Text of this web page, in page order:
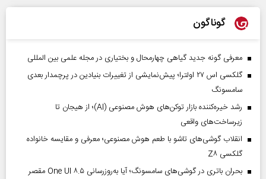
گوناگون
معرفی گونه جدید گیاهی چهارمحال و بختیاری در مجله علمی بین المللی
گلکسی اس ۲۷ اولترا؛ پیش‌نمایشی از تغییرات بنیادین در پرچمدار بعدی
سامسونگ
رشد خیره‌کننده بازار توکن‌های هوش مصنوعی (AI)؛ از هیجان تا
زیرساخت‌های واقعی
انقلاب گوشی‌های تاشو‌ با طعم هوش مصنوعی؛ معرفی و مقایسه خانواده
گلکسی Z۸
بحران باتری در گوشی‌های سامسونگ؛ آیا به‌روزرسانی One UI ۸.۵ مقصر